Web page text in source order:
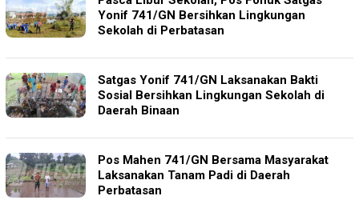
Yonif 741/GN Bersihkan Lingkungan
Sekolah di Perbatasan
Satgas Yonif 741/GN Laksanakan Bakti
Sosial Bersihkan Lingkungan Sekolah di
Daerah Binaan
Pos Mahen 741/GN Bersama Masyarakat
Laksanakan Tanam Padi di Daerah
Perbatasan